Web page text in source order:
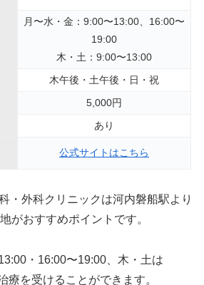
月〜水・金：9:00〜13:00、16:00〜
19:00
木・土：9:00〜13:00
木午後・土午後・日・祝
5,000円
あり
公式サイトはこちら
・外科クリニックは河内磐船駅より
がおすすめポイントです。
・16:00〜19:00、木・土は
療を受けることができます。